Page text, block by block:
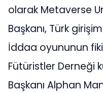
olarak Metaverse
Başkanı, Türk
İddaa oyununun
Fütüristler Derneği
Başkanı Alphan